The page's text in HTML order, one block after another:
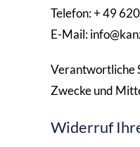
Telefon: + 49
E-Mail:
Verantwortliche
Zwecke und
Widerruf